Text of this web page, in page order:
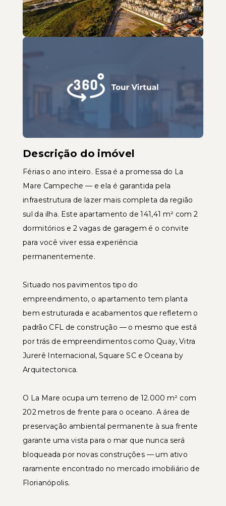
Descrição do imóvel
Férias o ano inteiro. Essa é a promessa do La
Mare Campeche — e ela é garantida pela
infraestrutura de lazer mais completa da região
sul da ilha. Este apartamento de 141,41 m² com 2
dormitórios e 2 vagas de garagem é o convite
para você viver essa experiência
permanentemente.
Situado nos pavimentos tipo do
empreendimento, o apartamento tem planta
bem estruturada e acabamentos que refletem o
padrão CFL de construção — o mesmo que está
por trás de empreendimentos como Quay, Vitra
Jurerê Internacional, Square SC e Oceana by
Arquitectonica.
O La Mare ocupa um terreno de 12.000 m² com
202 metros de frente para o oceano. A área de
preservação ambiental permanente à sua frente
garante uma vista para o mar que nunca será
bloqueada por novas construções — um ativo
raramente encontrado no mercado imobiliário de
Florianópolis.